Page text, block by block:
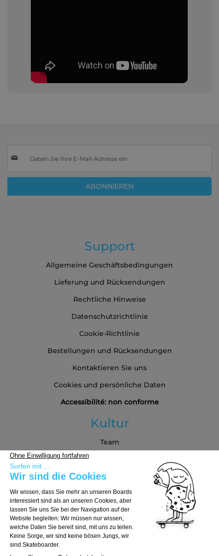
Sie
für
Newsletter
ABONNIEREN
Support
Allgemeine Geschäftsbedingungen
Lieferung und Rücksendungen
Rechtliche Hinweise
Datenschutzrichtlinie
Cookie-Richtlinie
Bestellungen und Rücksendungen
Kontaktieren Sie uns
Cookies und persönliche Daten
Accessibilité: non conforme
Kultur
Team
Partners
Kaufberatung
Board auswählen